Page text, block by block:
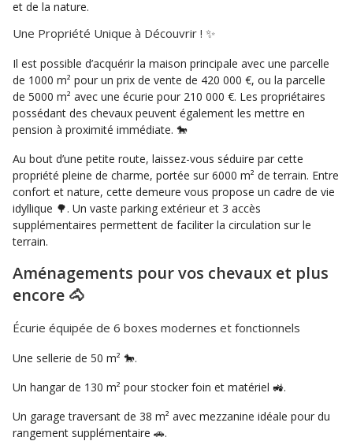
et de la nature.
Une Propriété Unique à Découvrir ! ✨
Il est possible d’acquérir la maison principale avec une parcelle
de 1000 m² pour un prix de vente de 420 000 €, ou la parcelle
de 5000 m² avec une écurie pour 210 000 €. Les propriétaires
possédant des chevaux peuvent également les mettre en
pension à proximité immédiate. 🐎
Au bout d’une petite route, laissez-vous séduire par cette
propriété pleine de charme, portée sur 6000 m² de terrain. Entre
confort et nature, cette demeure vous propose un cadre de vie
idyllique 🌳. Un vaste parking extérieur et 3 accès
supplémentaires permettent de faciliter la circulation sur le
terrain.
Aménagements pour vos chevaux et plus
encore 🐴
Écurie équipée de 6 boxes modernes et fonctionnels
Une sellerie de 50 m² 🐎.
Un hangar de 130 m² pour stocker foin et matériel 🚜.
Un garage traversant de 38 m² avec mezzanine idéale pour du
rangement supplémentaire 🚗.